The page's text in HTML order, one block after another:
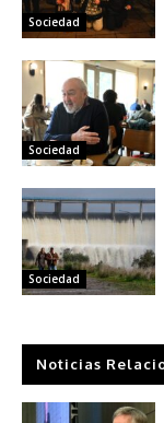
Sociedad
Sociedad
Sociedad
Noticias